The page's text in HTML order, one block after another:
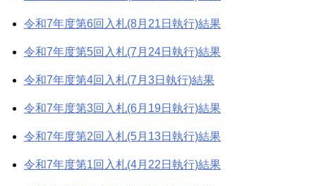
令和7年度第6回入札(8月21日執行)結果
令和7年度第5回入札(7月24日執行)結果
令和7年度第4回入札(7月3日執行)結果
令和7年度第3回入札(6月19日執行)結果
令和7年度第2回入札(5月13日執行)結果
令和7年度第1回入札(4月22日執行)結果